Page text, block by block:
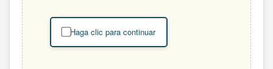
Haga clic para continuar